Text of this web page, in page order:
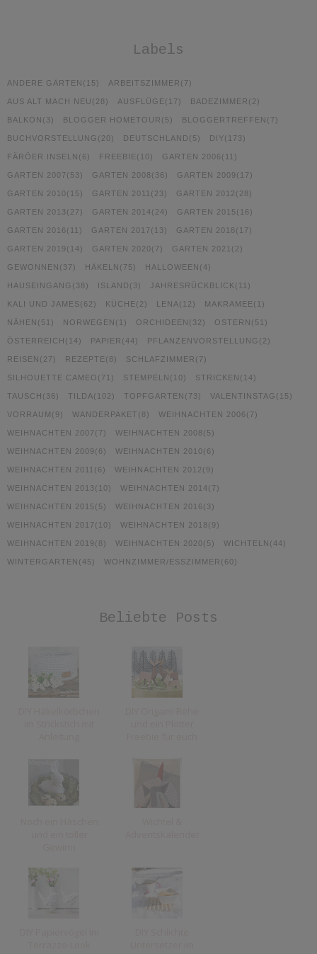
Labels
ANDERE GÄRTEN (15) ARBEITSZIMMER (7)
AUS ALT MACH NEU (28) AUSFLÜGE (17) BADEZIMMER (2)
BALKON (3) BLOGGER HOMETOUR (5) BLOGGERTREFFEN (7)
BUCHVORSTELLUNG (20) DEUTSCHLAND (5) DIY(173)
FÄRÖER INSELN (6) FREEBIE (10) GARTEN 2006 (11)
GARTEN 2007 (53) GARTEN 2008(36) GARTEN 2009 (17)
GARTEN 2010(15) GARTEN 2011 (23) GARTEN 2012 (28)
GARTEN 2013 (27) GARTEN 2014(24) GARTEN 2015(16)
GARTEN 2016 (11) GARTEN 2017 (13) GARTEN 2018(17)
GARTEN 2019 (14) GARTEN 2020(7) GARTEN 2021 (2)
GEWONNEN (37) HÄKELN (75) HALLOWEEN (4)
HAUSEINGANG (38) ISLAND (3) JAHRESRÜCKBLICK (11)
KALI UND JAMES(62) KÜCHE (2) LENA(12) MAKRAMEE (1)
NÄHEN (51) NORWEGEN (1) ORCHIDEEN (32) OSTERN (51)
ÖSTERREICH (14) PAPIER (44) PFLANZENVORSTELLUNG (2)
REISEN (27) REZEPTE (8) SCHLAFZIMMER (7)
SILHOUETTE CAMEO (71) STEMPELN (10) STRICKEN (14)
TAUSCH (36) TILDA(102) TOPFGARTEN (73) VALENTINSTAG (15)
VORRAUM (9) WANDERPAKET (8) WEIHNACHTEN 2006 (7)
WEIHNACHTEN 2007 (7) WEIHNACHTEN 2008(5)
WEIHNACHTEN 2009 (6) WEIHNACHTEN 2010(6)
WEIHNACHTEN 2011 (6) WEIHNACHTEN 2012 (9)
WEIHNACHTEN 2013 (10) WEIHNACHTEN 2014(7)
WEIHNACHTEN 2015(5) WEIHNACHTEN 2016 (3)
WEIHNACHTEN 2017 (10) WEIHNACHTEN 2018(9)
WEIHNACHTEN 2019 (8) WEIHNACHTEN 2020(5) WICHTELN (44)
WINTERGARTEN (45) WOHNZIMMER/ESSZIMMER (60)
Beliebte Posts